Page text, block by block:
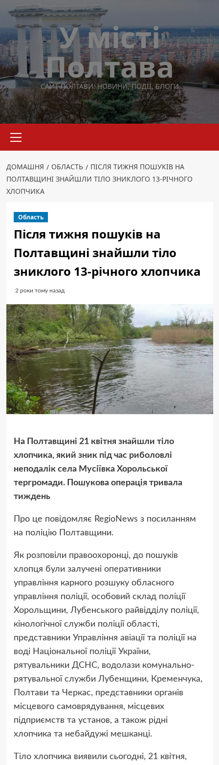
Перейти
вмісту
У місті
Полтава
САЙТ ПОЛТАВИ: НОВИНИ, ПОДІЇ, БЛОГИ
меню
ДОМАШНЯ ОБЛАСТЬ
ПІСЛЯ ТИЖНЯ ПОШУКІВ НА
ПОЛТАВЩИНІ ЗНАЙШЛИ ТІЛО ЗНИКЛОГО 13-РІЧНОГО
ХЛОПЧИКА
Область
Після тижня пошуків на
Полтавщині знайшли тіло
зниклого 13-річного хлопчика
2 роки тому назад
На Полтавщині 21 квітня знайшли тіло
хлопчика, який зник під час риболовлі
неподалік села Мусіївка Хорольської
тергромади. Пошукова операція тривала
тиждень
Про це повідомляє RegioNews з посиланням
на поліцію Полтавщини.
Як розповіли правоохоронці, до пошуків
хлопця були залучені оперативники
управління карного розшуку обласного
управління поліції, особовий склад поліції
Хорольщини, Лубенського райвідділу поліції,
кінологічної служби поліції області,
представники Управління авіації та поліції на
воді Національної поліції України,
рятувальники ДСНС, водолази комунально-
рятувальної служби Лубенщини, Кременчука,
Полтави та Черкас, представники органів
місцевого самоврядування, місцевих
підприємств та установ, а також рідні
хлопчика та небайдужі мешканці.
Тіло хлопчика виявили сьогодні, 21 квітня,